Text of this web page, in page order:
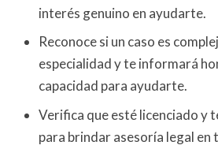
interés genuino en ayudarte.
Reconoce si un caso es
especialidad y te informará
capacidad para ayudarte.
Verifica que esté licenciado y
para brindar asesoría legal